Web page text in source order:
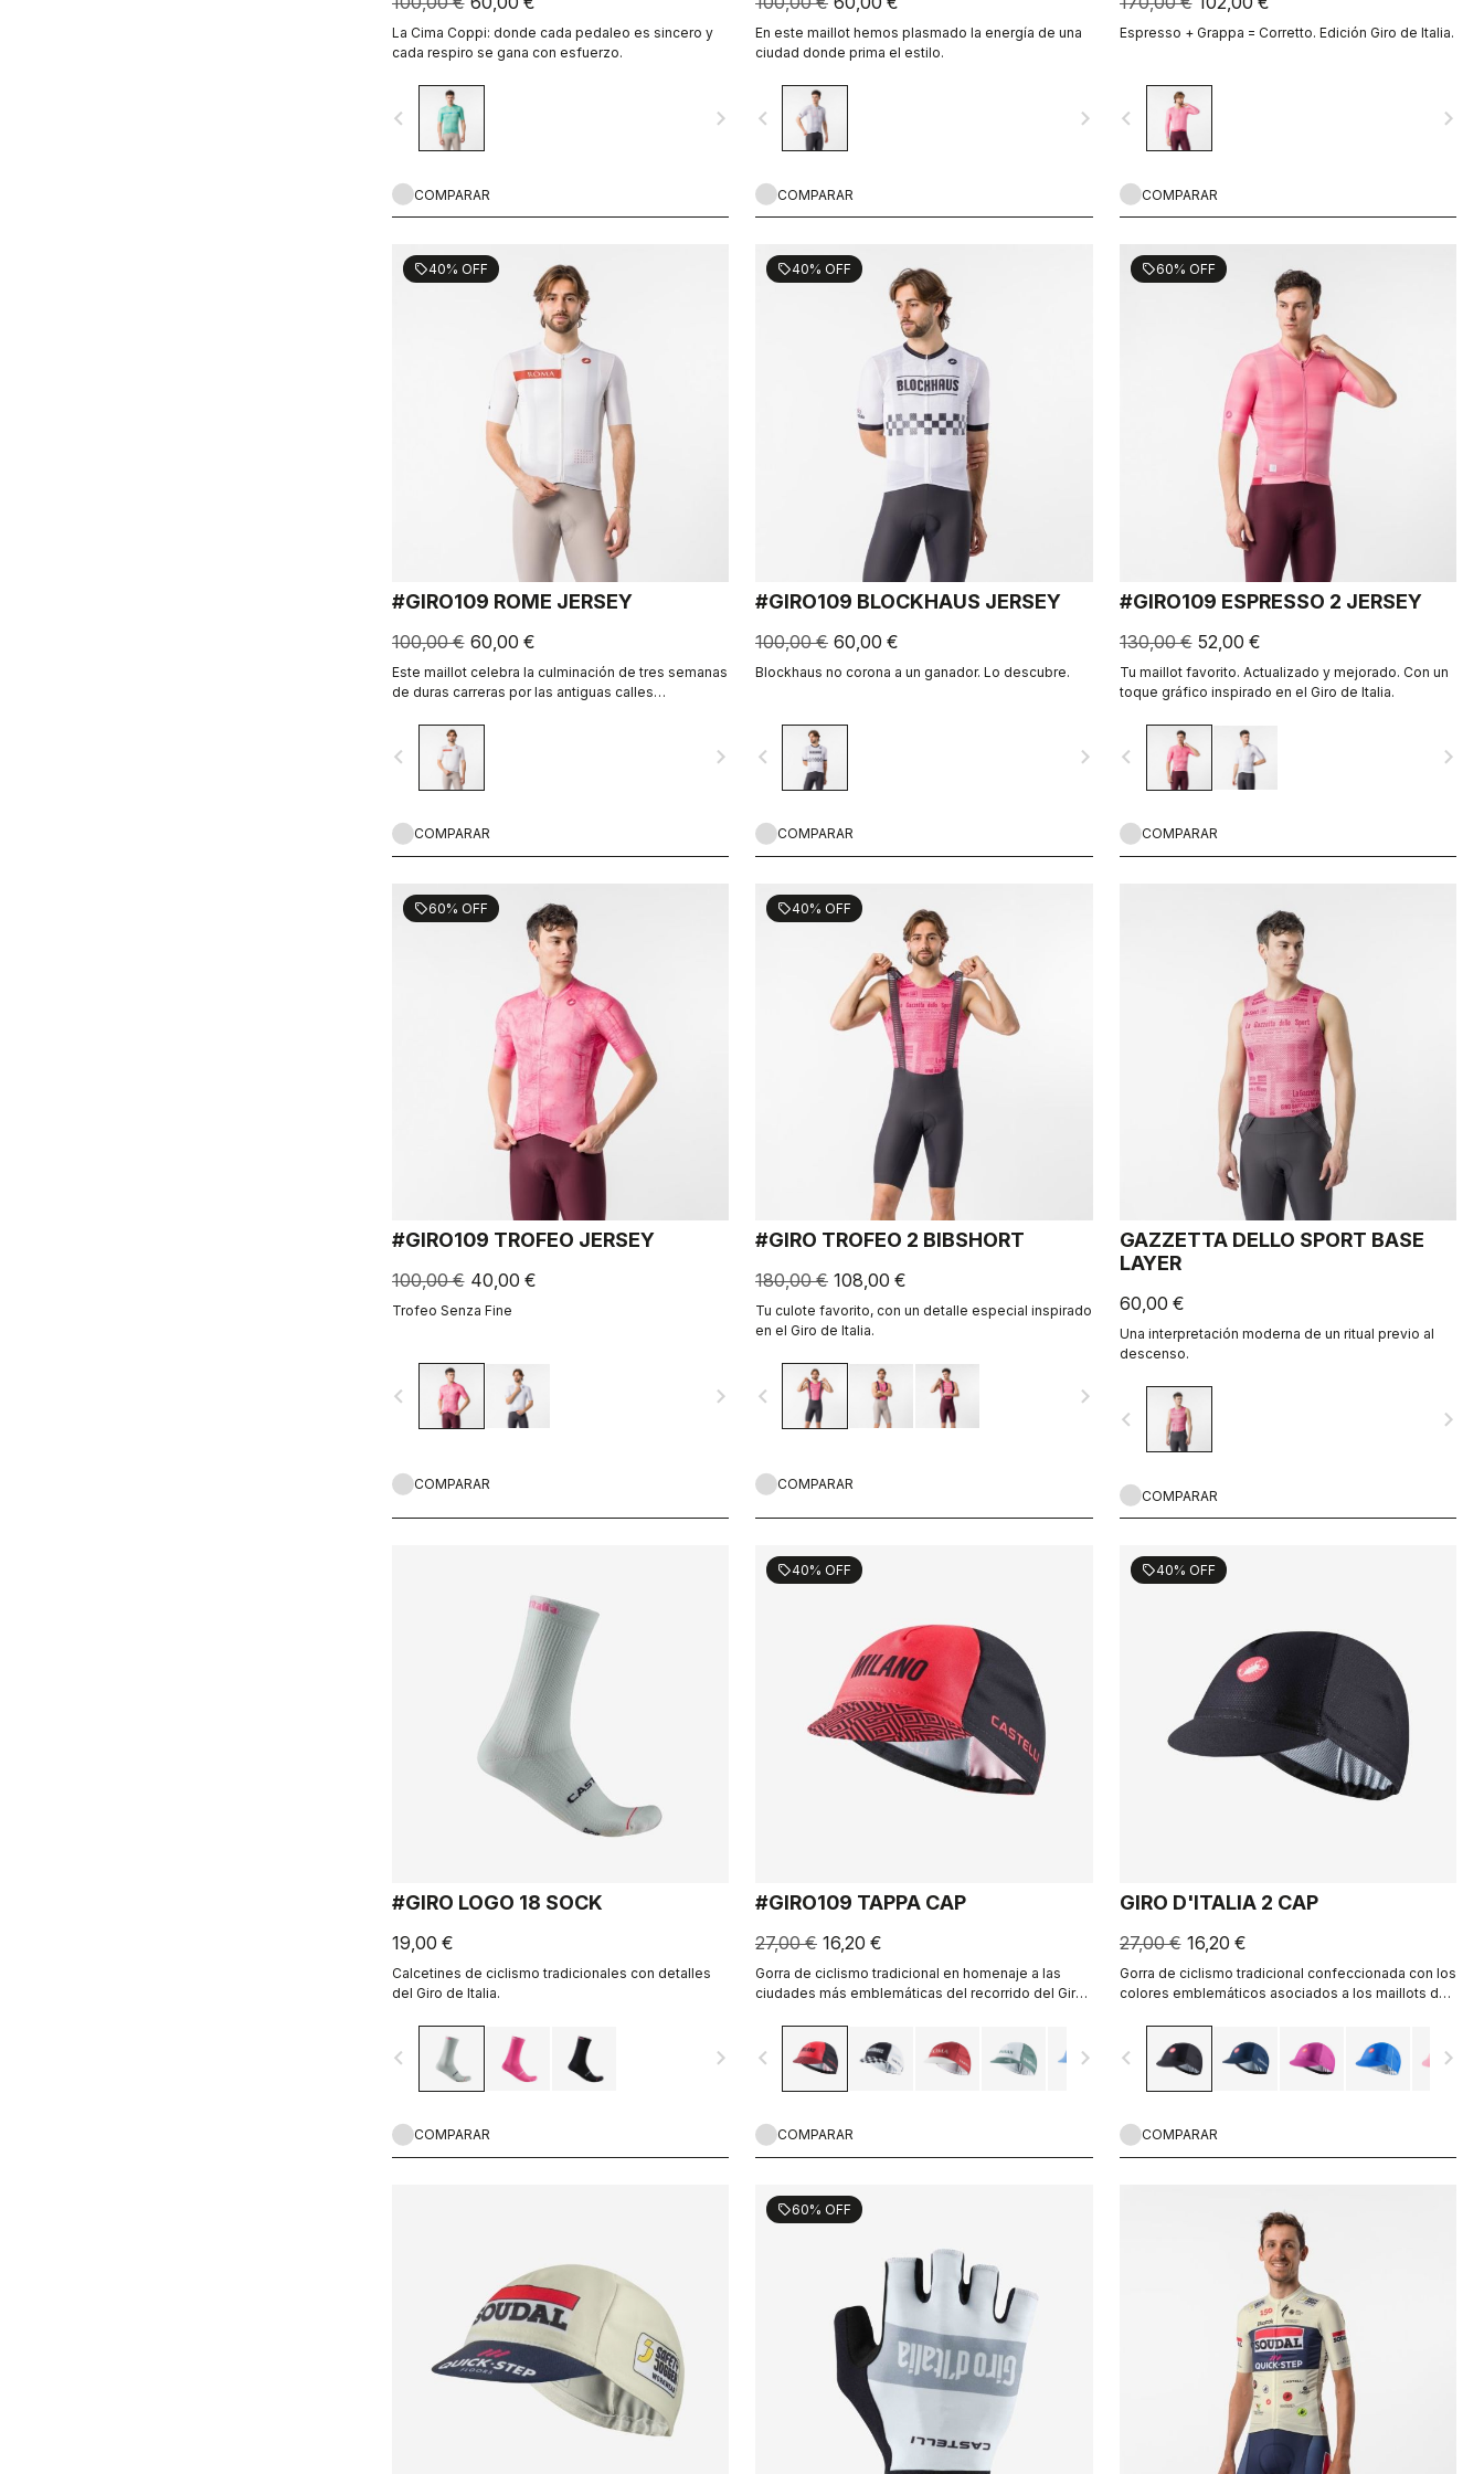
La Cima Coppi: donde cada pedaleo es sincero y
cada respiro se gana con esfuerzo.
navigate_before navigate_next
COMPARAR
En este maillot hemos plasmado la energía de una
ciudad donde prima el estilo.
navigate_before navigate_next
COMPARAR
Espresso + Grappa = Corretto. Edición Giro de Italia.
navigate_before navigate_next
COMPARAR
sell40% OFF
#GIRO109 ROME JERSEY
100,00 € 60,00 €
Este maillot celebra la culminación de tres semanas
de duras carreras por las antiguas calles
navigate_before navigate_next
COMPARAR
sell40% OFF
#GIRO109 BLOCKHAUS JERSEY
100,00 € 60,00 €
Blockhaus no corona a un ganador. Lo descubre.
navigate_before navigate_next
COMPARAR
sell60% OFF
#GIRO109 ESPRESSO 2 JERSEY
130,00 € 52,00 €
Tu maillot favorito. Actualizado y mejorado. Con un
toque gráfico inspirado en el Giro de Italia.
navigate_before navigate_next
COMPARAR
sell60% OFF
#GIRO109 TROFEO JERSEY
100,00 € 40,00 €
Trofeo Senza Fine
navigate_before navigate_next
COMPARAR
sell40% OFF
#GIRO TROFEO 2 BIBSHORT
180,00 € 108,00 €
Tu culote favorito, con un detalle especial inspirado
en el Giro de Italia.
navigate_before navigate_next
COMPARAR
GAZZETTA DELLO SPORT BASE
LAYER
60,00 €
Una interpretación moderna de un ritual previo al
descenso.
navigate_before navigate_next
COMPARAR
#GIRO LOGO 18 SOCK
19,00 €
Calcetines de ciclismo tradicionales con detalles
del Giro de Italia.
navigate_before navigate_next
COMPARAR
sell40% OFF
#GIRO109 TAPPA CAP
27,00 € 16,20 €
Gorra de ciclismo tradicional en homenaje a las
ciudades más emblemáticas del recorrido del Giro
navigate_before navigate_next
COMPARAR
sell40% OFF
GIRO D'ITALIA 2 CAP
27,00 € 16,20 €
Gorra de ciclismo tradicional confeccionada con los
colores emblemáticos asociados a los maillots de
navigate_before navigate_next
COMPARAR
sell60% OFF